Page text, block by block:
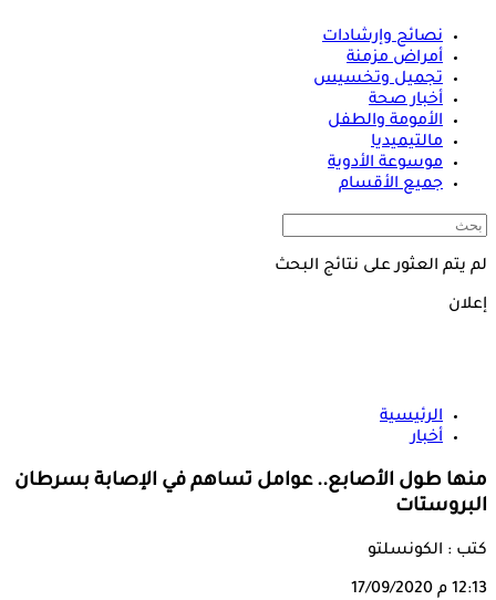
نصائح وإرشادات
أمراض مزمنة
تجميل وتخسيس
أخبار صحة
الأمومة والطفل
مالتيميديا
موسوعة الأدوية
جميع الأقسام
لم يتم العثور على نتائج البحث
إعلان
الرئيسية
أخبار
منها طول الأصابع.. عوامل تساهم في الإصابة بسرطان
البروستات
كتب : الكونسلتو
12:13 م 17/09/2020